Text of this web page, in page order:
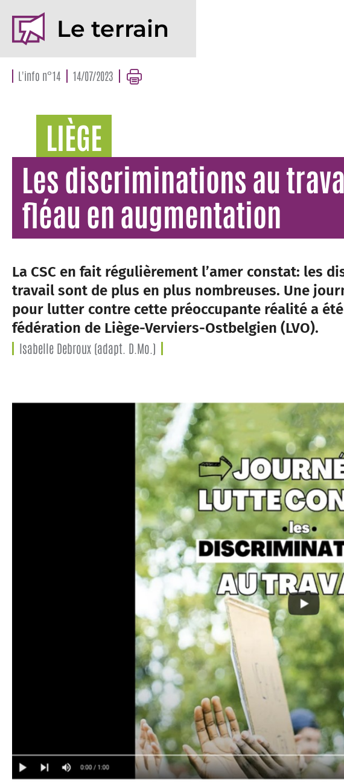
Le terrain
L'info n°14 14/07/2023
LIÈGE
Les discriminations au
fléau en augmentation
La CSC en fait régulièrement l’amer constat: les
travail sont de plus en plus nombreuses. Une
pour lutter contre cette préoccupante réalité a
fédération de Liège-Verviers-Ostbelgien (LVO).
Isabelle Debroux (adapt. D.Mo.)